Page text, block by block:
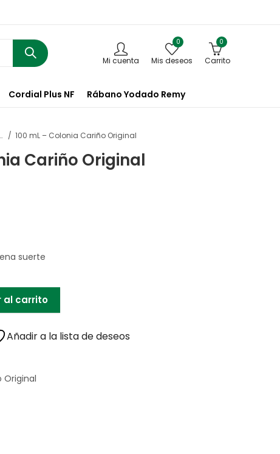
Mi cuenta
0
Mis deseos
0
Carrito
Cordial Plus NF Rábano Yodado Remy
Colonia Cariño Original 100 mL – Colonia Cariño Original
Cariño Original
suerte
al carrito
Añadir a la lista de deseos
Original